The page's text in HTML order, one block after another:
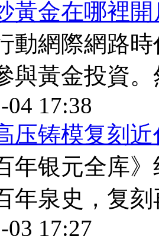
黃金在哪裡
網際網路時
與黃金投資
04 17:38
压铸模复刻
银元全库
年泉史，复
03 17:27